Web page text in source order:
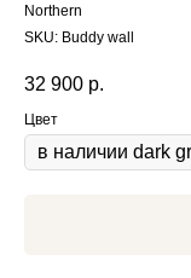
Northern
SKU: Buddy wall
32 900 р.
Цвет